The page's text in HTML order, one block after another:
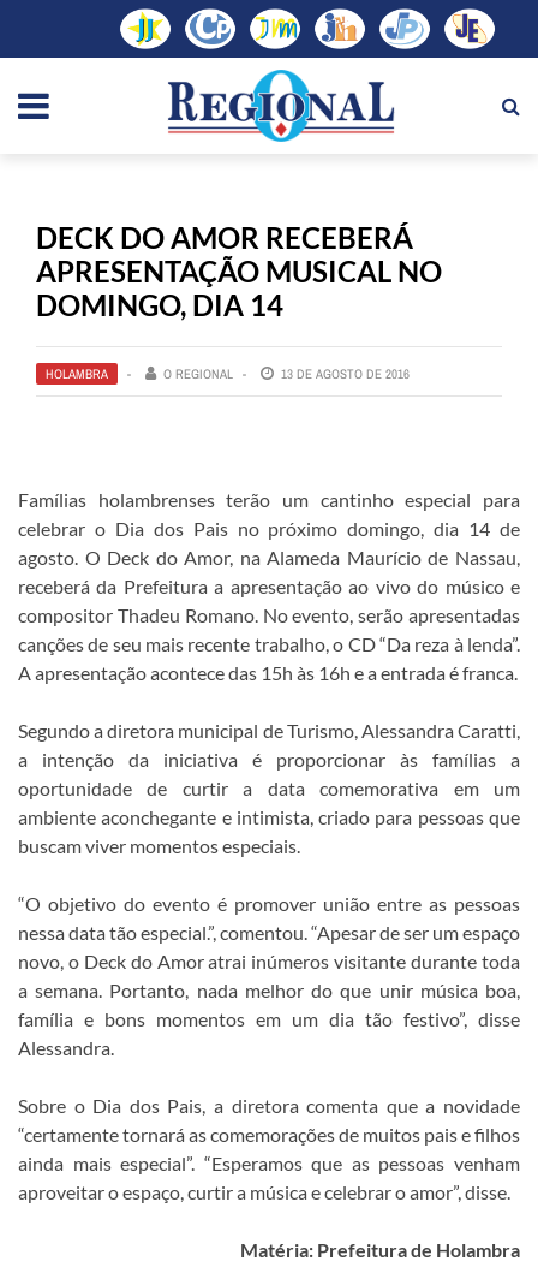
DECK DO AMOR RECEBERÁ
APRESENTAÇÃO MUSICAL NO
DOMINGO, DIA 14
HOLAMBRA O REGIONAL 13 DE AGOSTO DE 2016
Famílias holambrenses terão um cantinho especial para
celebrar o Dia dos Pais no próximo domingo, dia 14 de
agosto. O Deck do Amor, na Alameda Maurício de Nassau,
receberá da Prefeitura a apresentação ao vivo do músico e
compositor Thadeu Romano. No evento, serão apresentadas
canções de seu mais recente trabalho, o CD “Da reza à lenda”.
A apresentação acontece das 15h às 16h e a entrada é franca.
Segundo a diretora municipal de Turismo, Alessandra Caratti,
a intenção da iniciativa é proporcionar às famílias a
oportunidade de curtir a data comemorativa em um
ambiente aconchegante e intimista, criado para pessoas que
buscam viver momentos especiais.
“O objetivo do evento é promover união entre as pessoas
nessa data tão especial.”, comentou. “Apesar de ser um espaço
novo, o Deck do Amor atrai inúmeros visitante durante toda
a semana. Portanto, nada melhor do que unir música boa,
família e bons momentos em um dia tão festivo”, disse
Alessandra.
Sobre o Dia dos Pais, a diretora comenta que a novidade
“certamente tornará as comemorações de muitos pais e filhos
ainda mais especial”. “Esperamos que as pessoas venham
aproveitar o espaço, curtir a música e celebrar o amor”, disse.
Matéria: Prefeitura de Holambra